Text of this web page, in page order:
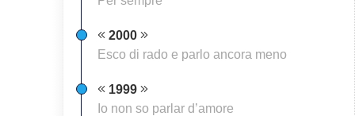
2000
Esco di rado e parlo ancora meno
1999
Io non so parlar d’amore